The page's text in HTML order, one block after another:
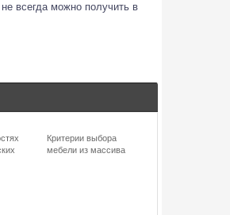
всегда можно получить в
Критерии выбора
мебели из массива